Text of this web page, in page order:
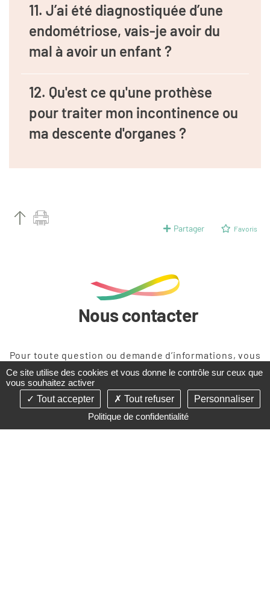
11. J’ai été diagnostiquée d’une
endométriose, vais-je avoir du
mal à avoir un enfant ?
12. Qu'est ce qu'une prothèse
pour traiter mon incontinence ou
ma descente d'organes ?
Partager Favoris
Nous contacter
Pour toute question ou demande d’informations, vous
pouvez contacter notre secretariat :
Dr Marc Baron
02 32 79 68 51
Dr Benoît Resch
02 32 79 68 52
Dr Sophie Sanguin
02 32 79 68 53
Dr Rémy Schmied
Dr Nicolas Joutel
Ce site utilise des cookies et vous donne le contrôle sur ceux que
vous souhaitez activer
Tout accepter
Tout refuser
Personnaliser
Politique de confidentialité